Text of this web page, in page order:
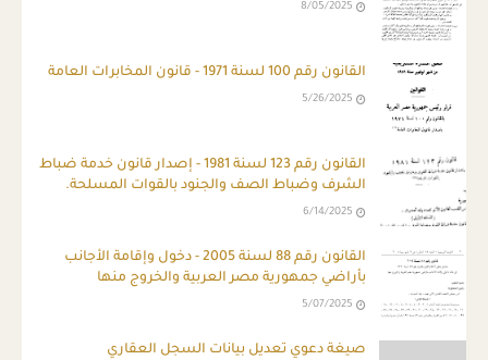
8/05/2025
القانون رقم 100 لسنة 1971 - قانون المخابرات العامة
5/26/2025
ِالقانون رقم 123 لسنة 1981 - إصدار قانون خدمة ضباط
الشرف وضباط الصف والجنود بالقوات المسلحة.
6/14/2025
القانون رقم 88 لسنة 2005 - دخول وإقامة الأجانب
بأراضي جمهورية مصر العربية والخروج منها
5/07/2025
صيغة دعوي تعديل بيانات السجل العقاري